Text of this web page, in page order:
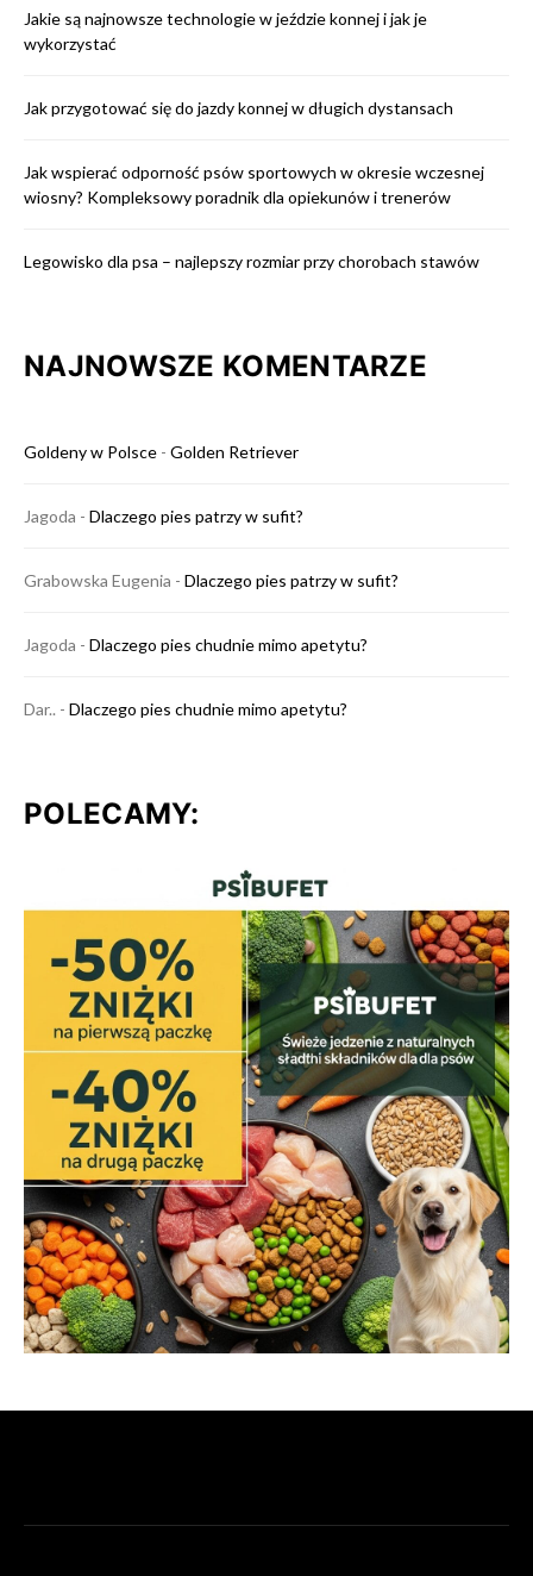
Jakie są najnowsze technologie w jeździe konnej i jak je
wykorzystać
Jak przygotować się do jazdy konnej w długich dystansach
Jak wspierać odporność psów sportowych w okresie wczesnej
wiosny? Kompleksowy poradnik dla opiekunów i trenerów
Legowisko dla psa – najlepszy rozmiar przy chorobach stawów
NAJNOWSZE KOMENTARZE
Goldeny w Polsce - Golden Retriever
Jagoda - Dlaczego pies patrzy w sufit?
Grabowska Eugenia - Dlaczego pies patrzy w sufit?
Jagoda - Dlaczego pies chudnie mimo apetytu?
Dar.. - Dlaczego pies chudnie mimo apetytu?
POLECAMY: